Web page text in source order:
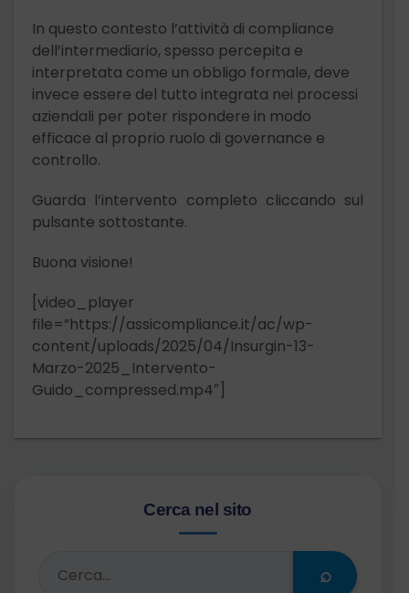
In questo contesto l’attività di compliance
dell’intermediario, spesso percepita e
interpretata come un obbligo formale, deve
invece essere del tutto integrata nei processi
aziendali per poter rispondere in modo
efficace al proprio ruolo di governance e
controllo.
Guarda l’intervento completo cliccando sul
pulsante sottostante.
Buona visione!
[video_player
file=”https://assicompliance.it/ac/wp-
content/uploads/2025/04/Insurgin-13-
Marzo-2025_Intervento-
Guido_compressed.mp4″]
Cerca nel sito
⌕